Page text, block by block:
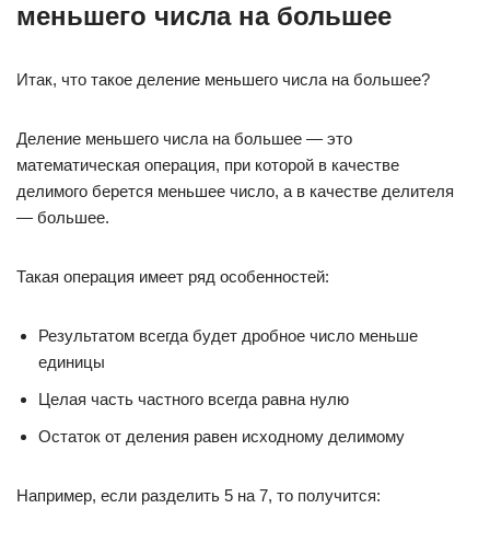
меньшего числа на большее
Итак, что такое деление меньшего числа на большее?
Деление меньшего числа на большее — это
математическая операция, при которой в качестве
делимого берется меньшее число, а в качестве делителя
— большее.
Такая операция имеет ряд особенностей:
Результатом всегда будет дробное число меньше
единицы
Целая часть частного всегда равна нулю
Остаток от деления равен исходному делимому
Например, если разделить 5 на 7, то получится: